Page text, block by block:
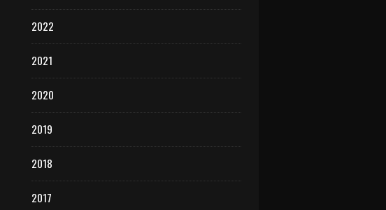
2022
2021
2020
2019
2018
2017